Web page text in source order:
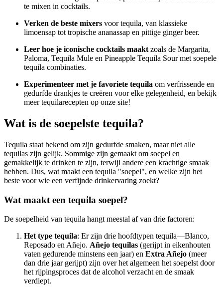
te mixen in cocktails.
Verken de beste mixers voor tequila, van klassieke
limoensap tot tropische ananassap en pittige ginger beer.
Leer hoe je iconische cocktails maakt zoals de Margarita,
Paloma, Tequila Mule en Pineapple Tequila Sour met soepele
tequila combinaties.
Experimenteer met je favoriete tequila om verfrissende en
gedurfde drankjes te creëren voor elke gelegenheid, en bekijk
meer tequilarecepten op onze site!
Wat is de soepelste tequila?
Tequila staat bekend om zijn gedurfde smaken, maar niet alle
tequilas zijn gelijk. Sommige zijn gemaakt om soepel en
gemakkelijk te drinken te zijn, terwijl andere een krachtige smaak
hebben. Dus, wat maakt een tequila "soepel", en welke zijn het
beste voor wie een verfijnde drinkervaring zoekt?
Wat maakt een tequila soepel?
De soepelheid van tequila hangt meestal af van drie factoren:
Het type tequila: Er zijn drie hoofdtypen tequila—Blanco,
Reposado en Añejo. Añejo tequilas (gerijpt in eikenhouten
vaten gedurende minstens een jaar) en Extra Añejo (meer
dan drie jaar gerijpt) zijn over het algemeen het soepelst door
het rijpingsproces dat de alcohol verzacht en de smaak
verdiept.